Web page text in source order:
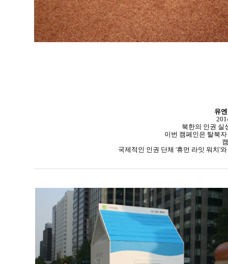
유
북한의 인권 실
이번 캠페인은 탈북
국제적인 인권 단체 '휴먼 라잇 워치'